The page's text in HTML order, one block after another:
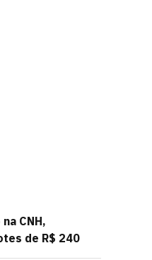
CNH,
de R$ 240